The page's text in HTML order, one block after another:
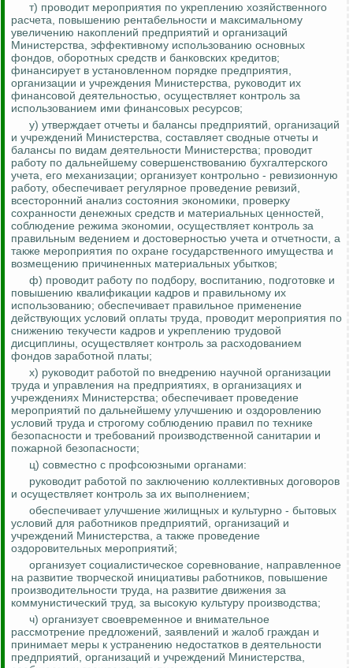
т) проводит мероприятия по укреплению хозяйственного
расчета, повышению рентабельности и максимальному
увеличению накоплений предприятий и организаций
Министерства, эффективному использованию основных
фондов, оборотных средств и банковских кредитов;
финансирует в установленном порядке предприятия,
организации и учреждения Министерства, руководит их
финансовой деятельностью, осуществляет контроль за
использованием ими финансовых ресурсов;
у) утверждает отчеты и балансы предприятий, организаций
и учреждений Министерства, составляет сводные отчеты и
балансы по видам деятельности Министерства; проводит
работу по дальнейшему совершенствованию бухгалтерского
учета, его механизации; организует контрольно - ревизионную
работу, обеспечивает регулярное проведение ревизий,
всесторонний анализ состояния экономики, проверку
сохранности денежных средств и материальных ценностей,
соблюдение режима экономии, осуществляет контроль за
правильным ведением и достоверностью учета и отчетности, а
также мероприятия по охране государственного имущества и
возмещению причиненных материальных убытков;
ф) проводит работу по подбору, воспитанию, подготовке и
повышению квалификации кадров и правильному их
использованию; обеспечивает правильное применение
действующих условий оплаты труда, проводит мероприятия по
снижению текучести кадров и укреплению трудовой
дисциплины, осуществляет контроль за расходованием
фондов заработной платы;
х) руководит работой по внедрению научной организации
труда и управления на предприятиях, в организациях и
учреждениях Министерства; обеспечивает проведение
мероприятий по дальнейшему улучшению и оздоровлению
условий труда и строгому соблюдению правил по технике
безопасности и требований производственной санитарии и
пожарной безопасности;
ц) совместно с профсоюзными органами:
руководит работой по заключению коллективных договоров
и осуществляет контроль за их выполнением;
обеспечивает улучшение жилищных и культурно - бытовых
условий для работников предприятий, организаций и
учреждений Министерства, а также проведение
оздоровительных мероприятий;
организует социалистическое соревнование, направленное
на развитие творческой инициативы работников, повышение
производительности труда, на развитие движения за
коммунистический труд, за высокую культуру производства;
ч) организует своевременное и внимательное
рассмотрение предложений, заявлений и жалоб граждан и
принимает меры к устранению недостатков в деятельности
предприятий, организаций и учреждений Министерства,